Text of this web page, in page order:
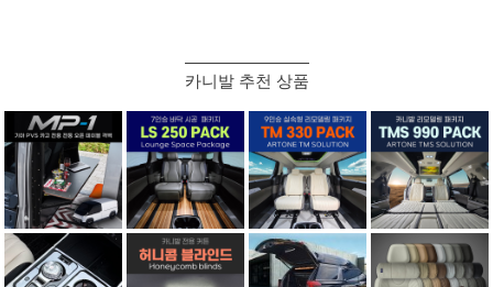
카니발 추천 상품